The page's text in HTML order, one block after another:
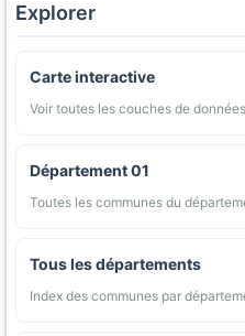
Explorer
Carte interactive
Voir toutes les couches de
Département 01
Toutes les communes du
Tous les départements
Index des communes par